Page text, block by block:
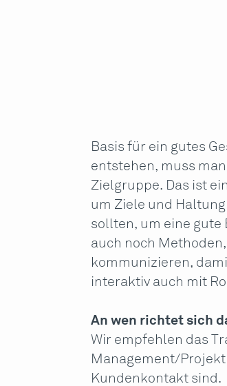
Basis für ein gutes
entstehen, muss
Zielgruppe. Das ist
um Ziele und
sollten, um eine gute
auch noch
kommunizieren,
interaktiv auch mit
An wen richtet sich
Wir empfehlen das
Management/
Kundenkontakt sind.